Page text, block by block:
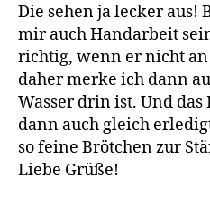
Die sehen ja lecker aus!
mir auch Handarbeit
richtig, wenn er nicht
daher merke ich dann
Wasser drin ist. Und
dann auch gleich
so feine Brötchen zur
Liebe Grüße!